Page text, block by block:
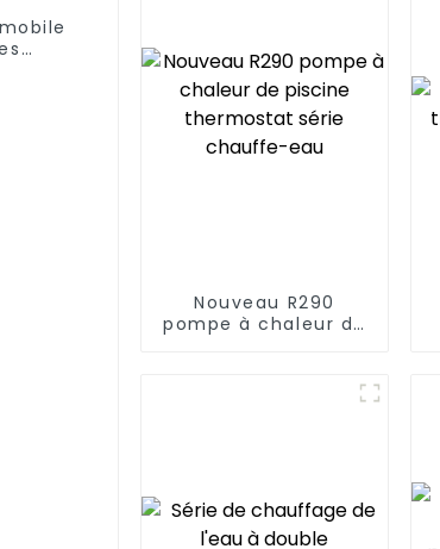
Nouveau R290
pompe à chaleur de